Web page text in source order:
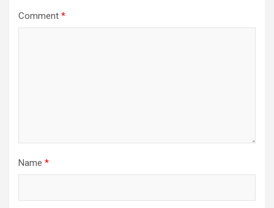
Comment *
Name *